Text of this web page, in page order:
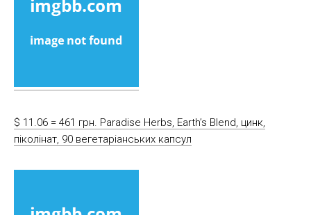
$ 11.06 = 461 грн. Paradise Herbs, Earth’s Blend, цинк,
піколінат, 90 вегетаріанських капсул